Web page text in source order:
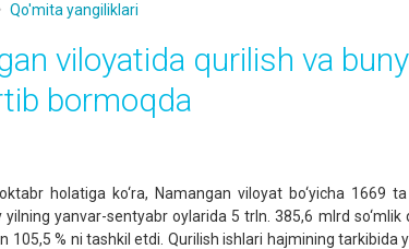
Qo'mita yangiliklari
viloyatida qurilish va
bormoqda
holatiga ko‘ra, Namangan viloyat bo‘yicha 1669
yanvar-sentyabr oylarida 5 trln. 385,6 mlrd so‘mlik
105,5 % ni tashkil etdi. Qurilish ishlari hajmining tarkibida